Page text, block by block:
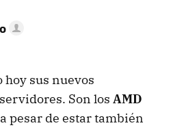
hoy sus nuevos
Son los AMD
pesar de estar también